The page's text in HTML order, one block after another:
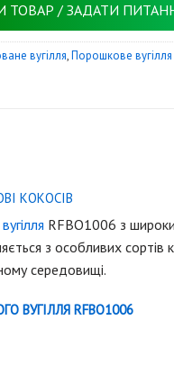
ТОВАР / ЗАДАТИ
вугілля,Порошкове вугілля
КОКОСІВ
RFBO1006 з
з особливих
середовищі.
ВУГІЛЛЯ RFBO1006